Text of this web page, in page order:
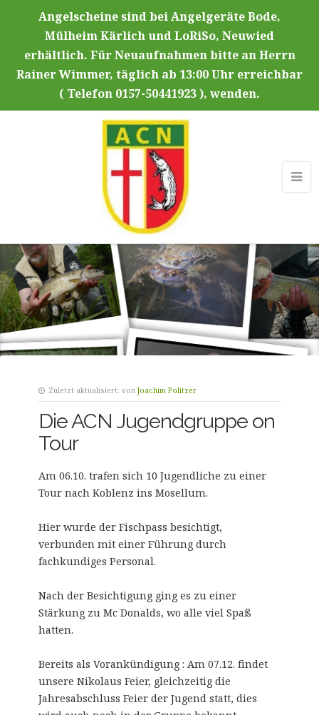
Angelscheine sind bei Angelgeräte Bode,
Mülheim Kärlich und LoRiSo, Neuwied
erhältlich. Für Neuaufnahmen bitte an Herrn
Rainer Wimmer, täglich ab 13:00 Uhr erreichbar
( Telefon 0157-50441923 ), wenden.
Zuletzt aktualisiert: von Joachim Politzer
Die ACN Jugendgruppe on
Tour
Am 06.10. trafen sich 10 Jugendliche zu einer
Tour nach Koblenz ins Mosellum.
Hier wurde der Fischpass besichtigt,
verbunden mit einer Führung durch
fachkundiges Personal.
Nach der Besichtigung ging es zu einer
Stärkung zu Mc Donalds, wo alle viel Spaß
hatten.
Bereits als Vorankündigung : Am 07.12. findet
unsere Nikolaus Feier, gleichzeitig die
Jahresabschluss Feier der Jugend statt, dies